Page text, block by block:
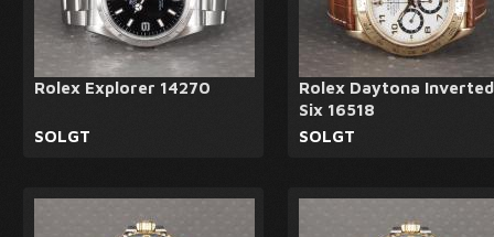
Rolex Explorer 14270
SOLGT
Rolex Daytona Inverted
Six 16518
SOLGT